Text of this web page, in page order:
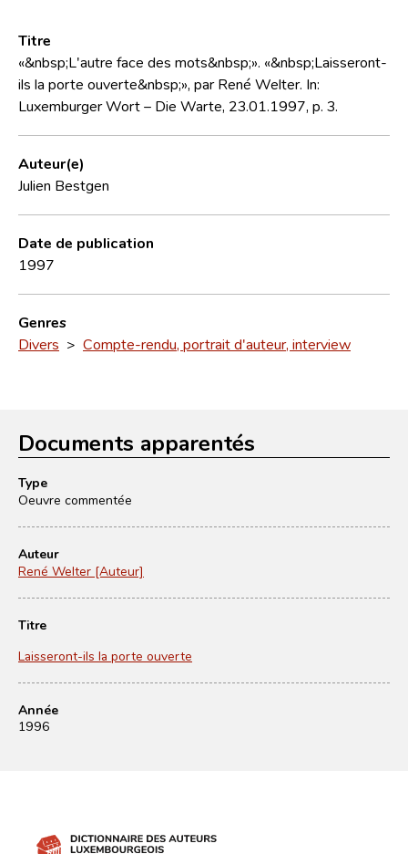
Titre
«&nbsp;L'autre face des mots&nbsp;». «&nbsp;Laisseront-
ils la porte ouverte&nbsp;», par René Welter. In:
Luxemburger Wort – Die Warte, 23.01.1997, p. 3.
Auteur(e)
Julien Bestgen
Date de publication
1997
Genres
Divers > Compte-rendu, portrait d'auteur, interview
Documents apparentés
Type
Oeuvre commentée
Auteur
René Welter [Auteur]
Titre
Laisseront-ils la porte ouverte
Année
1996